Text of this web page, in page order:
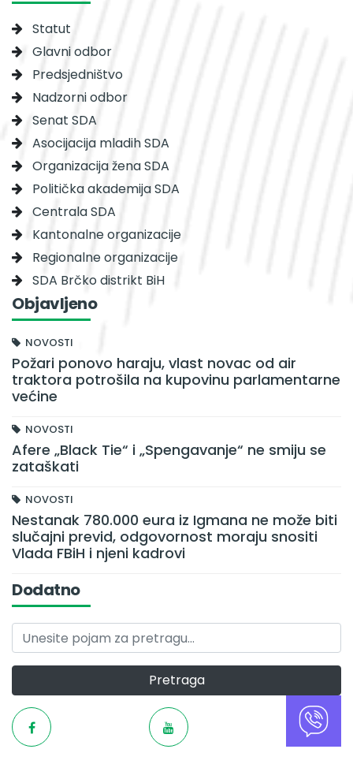
Statut
Glavni odbor
Predsjedništvo
Nadzorni odbor
Senat SDA
Asocijacija mladih SDA
Organizacija žena SDA
Politička akademija SDA
Centrala SDA
Kantonalne organizacije
Regionalne organizacije
SDA Brčko distrikt BiH
Objavljeno
NOVOSTI
Požari ponovo haraju, vlast novac od air
traktora potrošila na kupovinu parlamentarne
većine
NOVOSTI
Afere „Black Tie“ i „Spengavanje“ ne smiju se
zataškati
NOVOSTI
Nestanak 780.000 eura iz Igmana ne može biti
slučajni previd, odgovornost moraju snositi
Vlada FBiH i njeni kadrovi
Dodatno
Pretraga